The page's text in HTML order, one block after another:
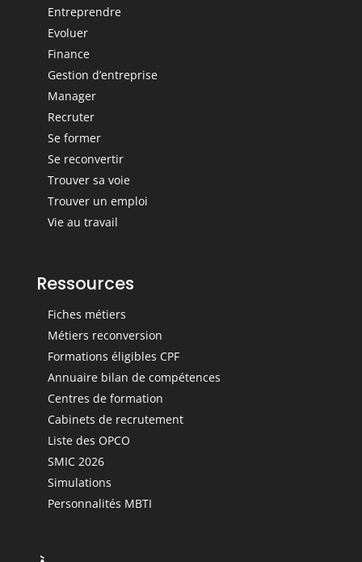
Entreprendre
Evoluer
Finance
Gestion d’entreprise
Manager
Recruter
Se former
Se reconvertir
Trouver sa voie
Trouver un emploi
Vie au travail
Ressources
Fiches métiers
Métiers reconversion
Formations éligibles CPF
Annuaire bilan de compétences
Centres de formation
Cabinets de recrutement
Liste des OPCO
SMIC 2026
Simulations
Personnalités MBTI